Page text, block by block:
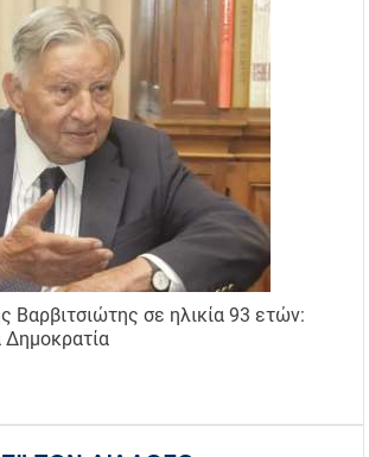
Βαρβιτσιώτης σε ηλικία 93 ετών: